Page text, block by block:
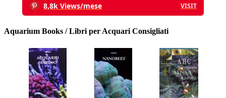
8,8k Views/mese VISIT
Aquarium Books / Libri per Acquari Consigliati